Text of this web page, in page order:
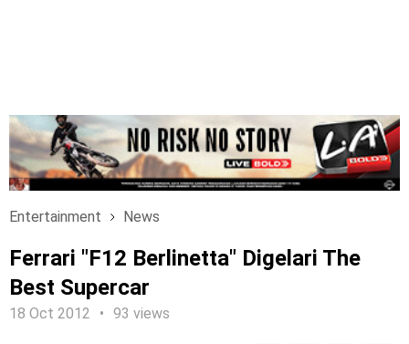
Entertainment News
Ferrari "F12 Berlinetta" Digelari The
Best Supercar
18 Oct 2012 93 views